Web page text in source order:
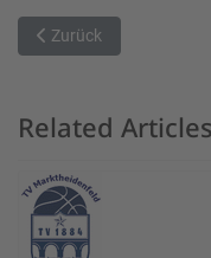
Vorheriger Beitrag:
Zurück
Related Articles